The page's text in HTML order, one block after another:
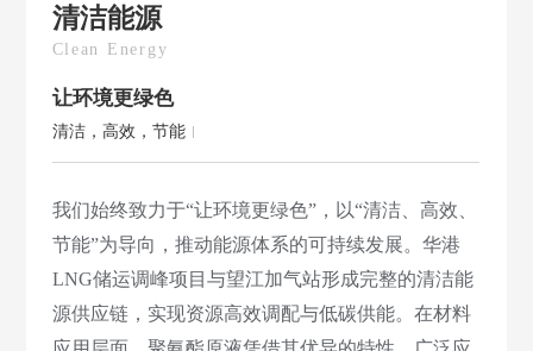
清洁能源
Clean Energy
让环境更绿色
清洁，高效，节能
我们始终致力于“让环境更绿色”，以“清洁、高效、
节能”为导向，推动能源体系的可持续发展。华港
LNG储运调峰项目与望江加气站形成完整的清洁能
源供应链，实现资源高效调配与低碳供能。在材料